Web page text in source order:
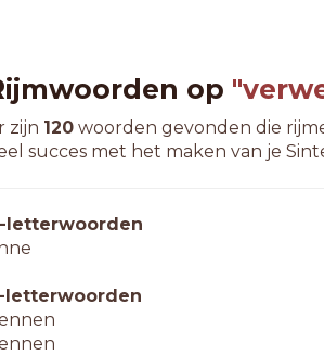
op
zijn 120woorden gevonden die
succes met het maken van je
letterwoorden
letterwoorden